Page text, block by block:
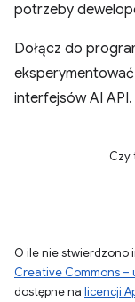
potrzeby
Dołącz do
interfejsów AI API.
Czy
O ile nie stwierdzono
Creative Commons
dostępne na licencji